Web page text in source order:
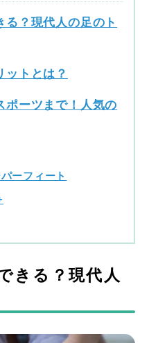
る？現代人の足のト
ットとは？
ポーツまで！人気の
ーフィート
きる？現代人